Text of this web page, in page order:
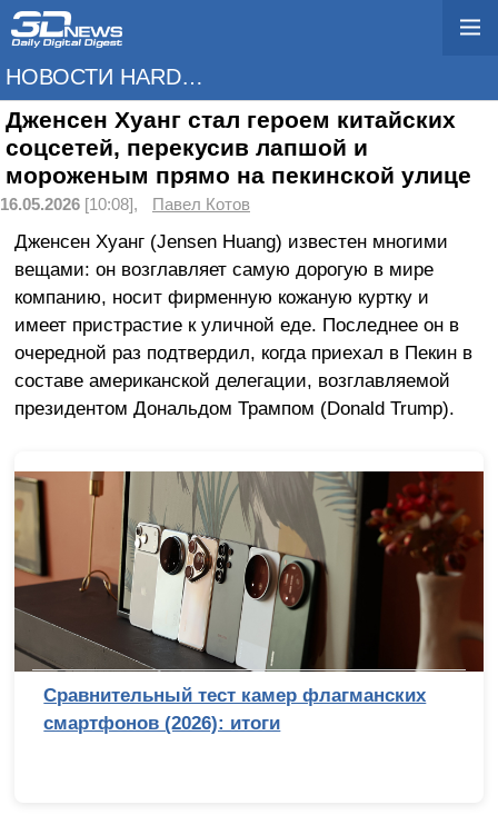
НОВОСТИ HARDWARE
Дженсен Хуанг стал героем китайских
соцсетей, перекусив лапшой и
мороженым прямо на пекинской улице
16.05.2026 [10:08], Павел Котов
Дженсен Хуанг (Jensen Huang) известен многими
вещами: он возглавляет самую дорогую в мире
компанию, носит фирменную кожаную куртку и
имеет пристрастие к уличной еде. Последнее он в
очередной раз подтвердил, когда приехал в Пекин в
составе американской делегации, возглавляемой
президентом Дональдом Трампом (Donald Trump).
флагманских
Снято в Голливуде?
физически не смог бы